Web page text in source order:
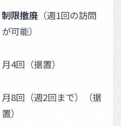
制限撤廃 （週1回の訪問
が可能）
月4回（据置）
月8回（週2回まで）（据
置）